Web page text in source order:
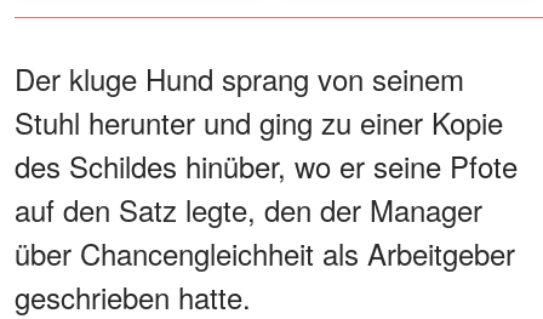
Der kluge Hund sprang von seinem
Stuhl herunter und ging zu einer Kopie
des Schildes hinüber, wo er seine Pfote
auf den Satz legte, den der Manager
über Chancengleichheit als Arbeitgeber
geschrieben hatte.